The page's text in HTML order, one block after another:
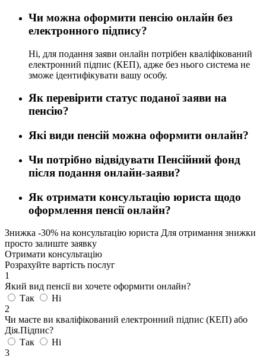
Чи можна оформити пенсію онлайн без
електронного підпису?
Ні, для подання заяви онлайн потрібен кваліфікований
електронний підпис (КЕП), адже без нього система не
зможе ідентифікувати вашу особу.
Як перевірити статус поданої заяви на
пенсію?
Які види пенсій можна оформити онлайн?
Чи потрібно відвідувати Пенсійний фонд
після подання онлайн-заяви?
Як отримати консультацію юриста щодо
оформлення пенсії онлайн?
Знижка -30% на консультацію юриста Для отримання знижки
просто залиште заявку
Отримати консультацію
Розрахуйте вартість послуг
1
Який вид пенсії ви хочете оформити онлайн?
Так
Ні
2
Чи маєте ви кваліфікований електронний підпис (КЕП) або
Дія.Підпис?
Так
Ні
3